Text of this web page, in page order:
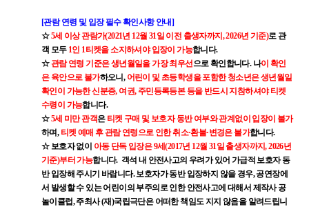
[관람 연령 및 입장 필수 확인사항 안내]
☆5세 이상 관람가(2021년 12월 31일 이전 출생자까지, 2026년 기준)로 관
객 모두 1인 1티켓을 소지하셔야 입장이 가능합니다.
☆관람 연령 기준은 생년월일을 가장 최우선으로 확인합니다. 나이 확인
은 육안으로 불가하오니, 어린이 및 초등학생을 포함한 청소년은 생년월일
확인이 가능한 신분증, 여권, 주민등록등본 등을 반드시 지참하셔야 티켓
수령이 가능합니다.
☆5세 미만 관객은 티켓 구매 및 보호자 동반 여부와 관계없이 입장이 불가
하며, 티켓 예매 후 관람 연령으로 인한 취소·환불·변경은 불가합니다.
☆ 보호자 없이 아동 단독 입장은 9세(2017년 12월 31일 출생자까지, 2026년
기준)부터 가능합니다. 객석 내 안전사고의 우려가 있어 가급적 보호자 동
반 입장해 주시기 바랍니다. 보호자가 동반 입장하지 않을 경우, 공연장에
서 발생할 수 있는 어린이의 부주의로 인한 안전사고에 대해서 제작사 공
놀이클럽, 주최사 (재)국립극단은 어떠한 책임도 지지 않음을 알려드립니